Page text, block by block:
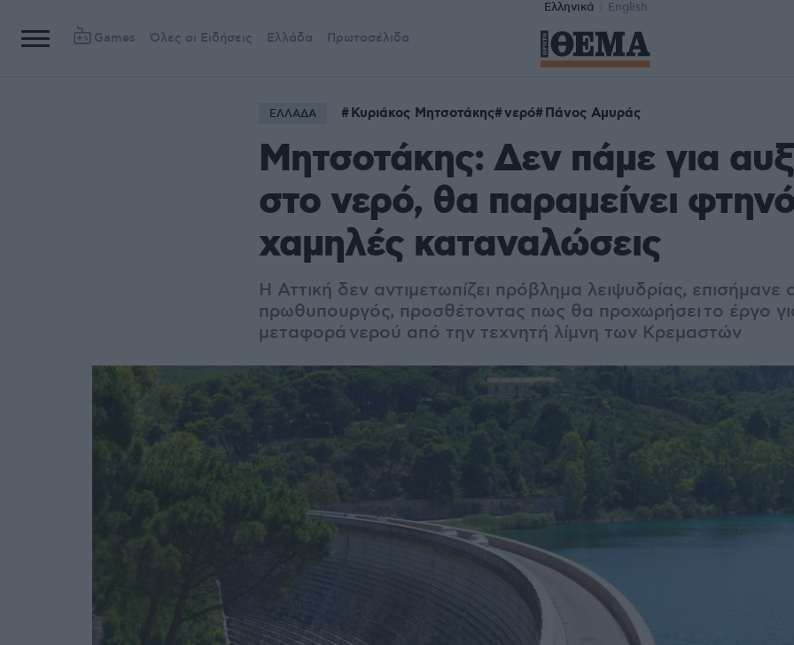
Ελληνικά English
Games Όλες οι Ειδήσεις Ελλάδα Πρωτοσέλιδα
ΕΛΛΑΔΑ Κυριάκος Μητσοτάκης νερό Πάνος Αμυράς
Μητσοτάκης: Δεν πάμε για
στο νερό, θα παραμείνει φτηνό
χαμηλές καταναλώσεις
Η Αττική δεν αντιμετωπίζει πρόβλημα λειψυδρίας, επισήμανε
πρωθυπουργός, προσθέτοντας πως θα προχωρήσει το έργο
μεταφορά νερού από την τεχνητή λίμνη των Κρεμαστών